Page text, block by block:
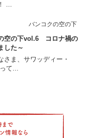
...
バンコクの空の下
空の下vol.6 コロナ禍の
した～
さま、サワッディー・
て...